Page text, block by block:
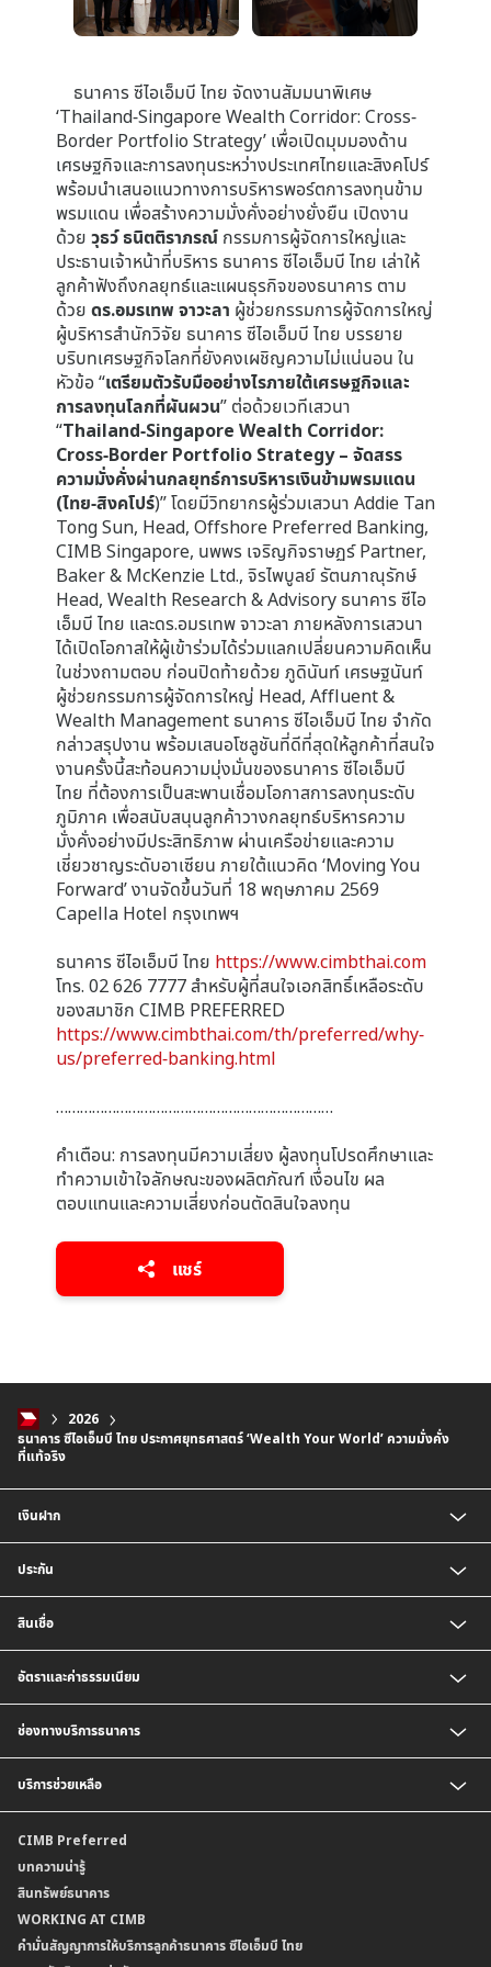
ธนาคาร ซีไอเอ็มบี ไทย จัดงานสัมมนาพิเศษ
‘Thailand-Singapore Wealth Corridor: Cross-
Border Portfolio Strategy’ เพื่อเปิดมุมมองด้าน
เศรษฐกิจและการลงทุนระหว่างประเทศไทยและสิงคโปร์
พร้อมนำเสนอแนวทางการบริหารพอร์ตการลงทุนข้าม
พรมแดน เพื่อสร้างความมั่งคั่งอย่างยั่งยืน เปิดงาน
ด้วย วุธว์ ธนิตติราภรณ์กรรมการผู้จัดการใหญ่และ
ประธานเจ้าหน้าที่บริหาร ธนาคาร ซีไอเอ็มบี ไทย เล่าให้
ลูกค้าฟังถึงกลยุทธ์และแผนธุรกิจของธนาคาร ตาม
ด้วย ดร.อมรเทพ จาวะลา ผู้ช่วยกรรมการผู้จัดการใหญ่
ผู้บริหารสำนักวิจัย ธนาคาร ซีไอเอ็มบี ไทย บรรยาย
บริบทเศรษฐกิจโลกที่ยังคงเผชิญความไม่แน่นอน ใน
หัวข้อ “เตรียมตัวรับมืออย่างไรภายใต้เศรษฐกิจและ
การลงทุนโลกที่ผันผวน” ต่อด้วยเวทีเสวนา
“Thailand-Singapore Wealth Corridor:
Cross-Border Portfolio Strategy – จัดสรร
ความมั่งคั่งผ่านกลยุทธ์การบริหารเงินข้ามพรมแดน
(ไทย-สิงคโปร์)” โดยมีวิทยากรผู้ร่วมเสวนา Addie Tan
Tong Sun, Head, Offshore Preferred Banking,
CIMB Singapore, นพพร เจริญกิจราษฏร์ Partner,
Baker & McKenzie Ltd., จิรไพบูลย์ รัตนภาณุรักษ์
Head, Wealth Research & Advisory ธนาคาร ซีไอ
เอ็มบี ไทย และดร.อมรเทพ จาวะลา ภายหลังการเสวนา
ได้เปิดโอกาสให้ผู้เข้าร่วมได้ร่วมแลกเปลี่ยนความคิดเห็น
ในช่วงถามตอบ ก่อนปิดท้ายด้วย ภูดินันท์ เศรษฐนันท์
ผู้ช่วยกรรมการผู้จัดการใหญ่ Head, Affluent &
Wealth Management ธนาคาร ซีไอเอ็มบี ไทย จำกัด
กล่าวสรุปงาน พร้อมเสนอโซลูชันที่ดีที่สุดให้ลูกค้าที่สนใจ
งานครั้งนี้สะท้อนความมุ่งมั่นของธนาคาร ซีไอเอ็มบี
ไทย ที่ต้องการเป็นสะพานเชื่อมโอกาสการลงทุนระดับ
ภูมิภาค เพื่อสนับสนุนลูกค้าวางกลยุทธ์บริหารความ
มั่งคั่งอย่างมีประสิทธิภาพ ผ่านเครือข่ายและความ
เชี่ยวชาญระดับอาเซียน ภายใต้แนวคิด ‘Moving You
Forward’ งานจัดขึ้นวันที่ 18 พฤษภาคม 2569
Capella Hotel กรุงเทพฯ
ธนาคาร ซีไอเอ็มบี ไทย https://www.cimbthai.com
โทร. 02 626 7777 สำหรับผู้ที่สนใจเอกสิทธิ์เหลือระดับ
ของสมาชิก CIMB PREFERRED
https://www.cimbthai.com/th/preferred/why-
us/preferred-banking.html
……………………………………………………………
คำเตือน: การลงทุนมีความเสี่ยง ผู้ลงทุนโปรดศึกษาและ
ทำความเข้าใจลักษณะของผลิตภัณฑ์ เงื่อนไข ผล
ตอบแทนและความเสี่ยงก่อนตัดสินใจลงทุน
แชร์
2026
ธนาคาร ซีไอเอ็มบี ไทย ประกาศยุทธศาสตร์ ‘Wealth Your World’ ความมั่งคั่ง
ที่แท้จริง
เงินฝาก
บัญชีเงินฝากประจำ
บัญชีเงินฝากกระแสรายวัน
บัญชีเงินฝากเงินตราต่างประเทศ
ตารางเปรียบเทียบผลิตภัณฑ์
ประกัน
ประกันวินาศภัย
สินเชื่อ
สินเชื่อบ้าน
สินเชื่อบ้านแลกเงินและสินเชื่ออเนกประสงค์
อัตราและค่าธรรมเนียม
อัตราดอกเบี้ยเงินฝาก
อัตราดอกเบี้ยเงินฝากลูกค้าสถาบัน
อัตราดอกเบี้ยบัญชีเงินฝากเงินตราต่างประเทศ
อัตราดอกเบี้ยเงินกู้
กำหนดระยะเวลาการขายหรือฝากเงินได้ที่เป็นเงินตราต่างประเทศ
ค่าธรรมเนียม
อัตราค่าธรรมเนียมการฝากถอนบัญชีเงินฝากเงินตราต่างประเทศ
ข้อกำหนดบัญชีเงินฝาก
เงื่อนไขและค่าธรรมเนียมที่เกี่ยวกับการให้บริการบัญชีเงินฝากเงินตราต่างประเทศ
ช่องทางบริการธนาคาร
CIMB THAI Connect
บริการแจ้งเตือนผ่าน SMS
พร้อมเพย์
บริการเปิดบัญชีด้วยการยืนยันตัวตนรูปแบบดิจิทัล (NDID)
การขอและรับส่งข้อมูลรายการเคลื่อนไหวบัญชีเงินฝาก ในรูปแบบข้อมูลดิจิทัลระหว่าง
ธนาคาร (dStatement)
บริการยืนยันตัวตนรูปแบบดิจิทัล (NDID) เพื่อทำธรุกรรมออนไลน์กับกรมสรรพากร
บริการช่วยเหลือ
สาขาธนาคาร
ข้อมูลคุณภาพการให้บริการ
คำมั่นสัญญาการให้บริการลูกค้าธนาคาร ซีไอเอ็มบี ไทย
Form Download Center
CIMB Preferred
บทความน่ารู้
สินทรัพย์ธนาคาร
WORKING AT CIMB
คำมั่นสัญญาการให้บริการลูกค้าธนาคาร ซีไอเอ็มบี ไทย